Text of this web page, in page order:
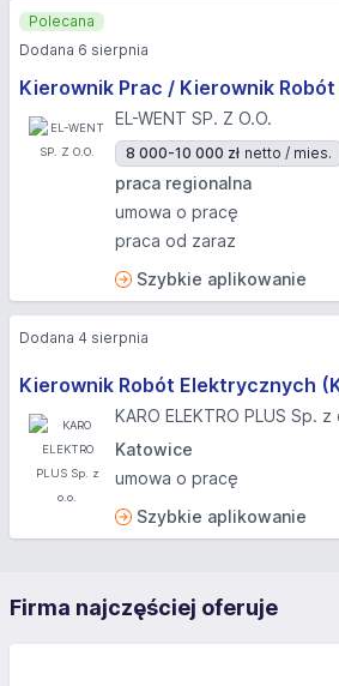
Kierownik Prac / Kierownik
EL-WENT SP. Z O.O.
8 000-10 000 zł netto / mies.
praca regionalna
umowa o pracę
praca od zaraz
Szybkie aplikowanie
Polecana
Dodana 6 sierpnia
Kierownik Robót Elektrycznych
KARO ELEKTRO PLUS Sp. z
Katowice
umowa o pracę
Szybkie aplikowanie
Dodana 4 sierpnia
Firma najczęściej oferuje